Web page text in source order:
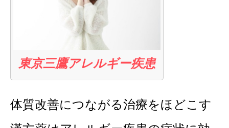
東京三鷹アレルギー疾患
体質改善につながる治療をほどこす